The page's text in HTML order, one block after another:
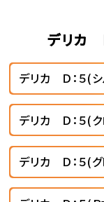
デリカ
デリカ Ｄ：５(
デリカ Ｄ：５(
デリカ Ｄ：５(